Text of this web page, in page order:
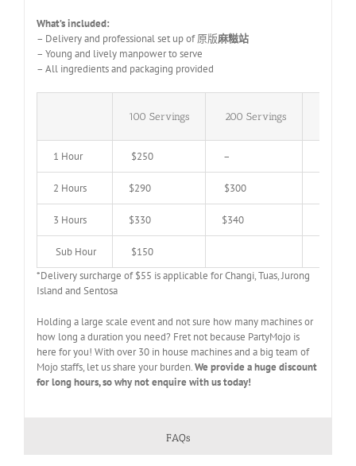
What’s included:
– Delivery and professional set up of原版麻糍站
– Young and lively manpower to serve
– All ingredients and packaging provided
100 Servings 200 Servings
1 Hour $250 –
2 Hours $290 $300
3 Hours $330 $340
Sub Hour
$150
*Delivery surcharge of $55 is applicable for Changi, Tuas, Jurong
Island and Sentosa
Holding a large scale event and not sure how many machines or
how long a duration you need? Fret not because PartyMojo is
here for you! With over 30 in house machines and a big team of
Mojo staffs, let us share your burden.We provide a huge discount
for long hours, so why not enquire with us today!
FAQs